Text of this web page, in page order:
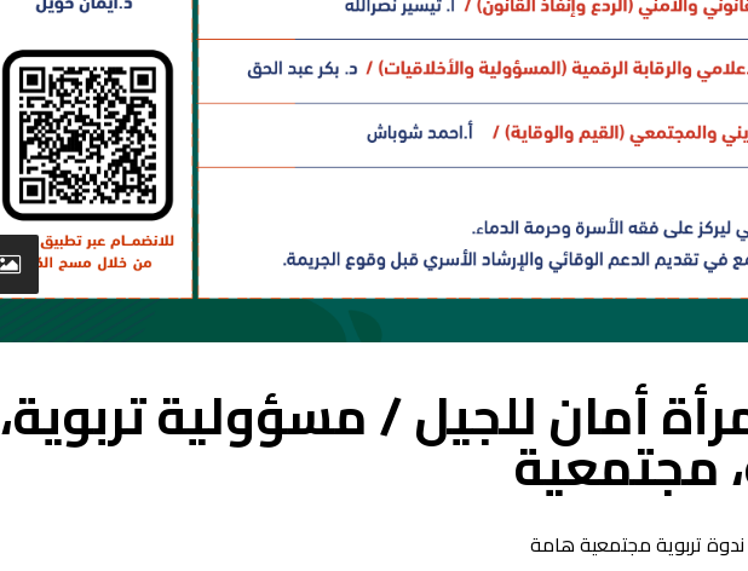
أمان للجيل / مسؤولية تربوية،
مجتمعية
تربوية مجتمعية هامة